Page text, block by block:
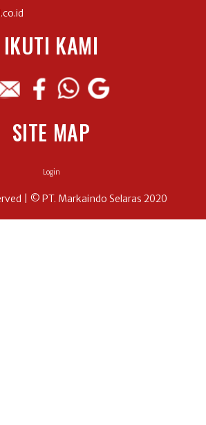
IKUTI KAMI
SITE MAP
Login
| © PT. Markaindo Selaras 2020